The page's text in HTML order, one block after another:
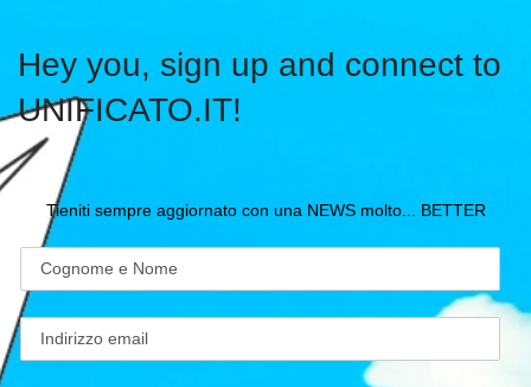
Hey you, sign up and connect to
UNIFICATO.IT!
Tieniti sempre aggiornato con una NEWS molto... BETTER